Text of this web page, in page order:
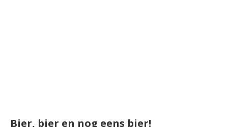
Bier, bier en nog eens bier!